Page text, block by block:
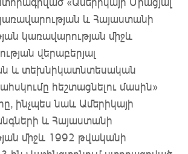
և Հայաստանի
կառավարության միջև
վերաբերյալ
և տեխնիկատնտեսական
հեշտացնելու մասին»
ինչպես նաև Ամերիկայի
և Հայաստանի
միջև 1992 թվականի